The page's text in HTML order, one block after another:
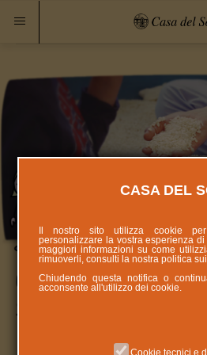
Corso di
Stimolazione Basale
CASA DEL
Il nostro sito utilizza cookie
personalizzare la vostra esperienza
maggiori informazioni su come
rimuoverli, consulti la nostra politica
Chiudendo questa notifica o
acconsente all'utilizzo dei cookie.